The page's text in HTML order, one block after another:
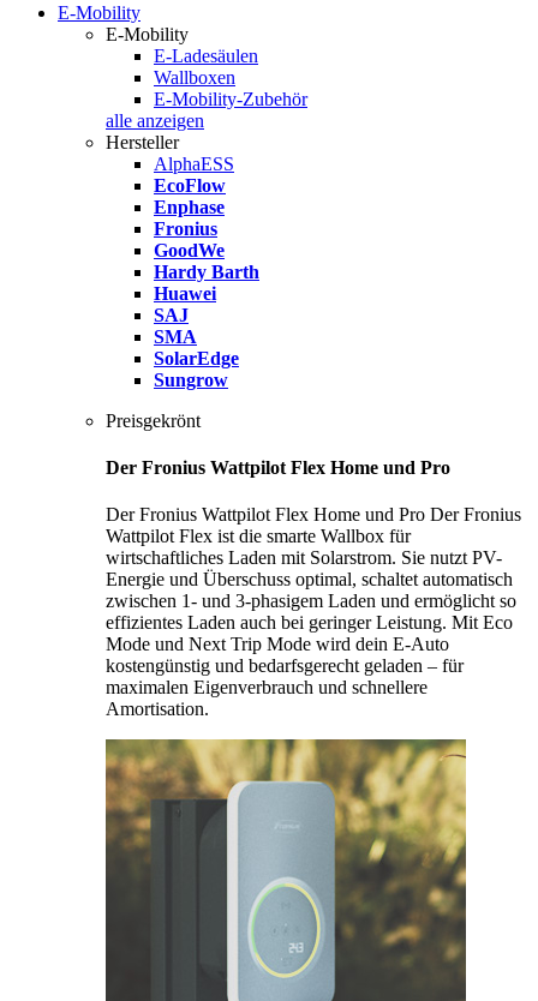
E-Mobility
E-Mobility
E-Ladesäulen
Wallboxen
E-Mobility-Zubehör
alle anzeigen
Hersteller
AlphaESS
EcoFlow
Enphase
Fronius
GoodWe
Hardy Barth
Huawei
SAJ
SMA
SolarEdge
Sungrow
Preisgekrönt
Der Fronius Wattpilot Flex Home und Pro
Der Fronius Wattpilot Flex Home und Pro Der Fronius
Wattpilot Flex ist die smarte Wallbox für
wirtschaftliches Laden mit Solarstrom. Sie nutzt PV-
Energie und Überschuss optimal, schaltet automatisch
zwischen 1- und 3-phasigem Laden und ermöglicht so
effizientes Laden auch bei geringer Leistung. Mit Eco
Mode und Next Trip Mode wird dein E-Auto
kostengünstig und bedarfsgerecht geladen – für
maximalen Eigenverbrauch und schnellere
Amortisation.